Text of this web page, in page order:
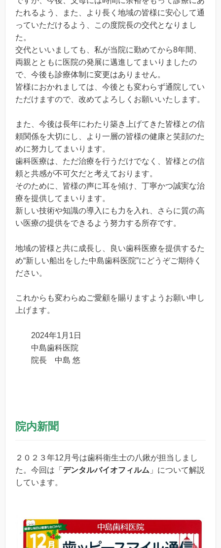
たれるよう、また、より長く地域の皆様に安心して通
っていただけるよう、この度院長の交代となりまし
た。
交代といいましても、私が当院に勤めてから8年間、
両親とともに医院の発展に邁進してまいりましたの
で、今後も診療体制に変更はありません。
皆様におかれましては、今後とも変わらず通院してい
ただけますので、改めてよろしくお願いいたします。
また、今後は長年にわたり築き上げてきた皆様との信
頼関係を大切にし、より一層の皆様の健康と笑顔のた
めに努力してまいります。
歯科医療は、ただ治療を行うだけでなく、皆様との信
頼と共感が不可欠だと考えております。
そのために、皆様の声に耳を傾け、丁寧かつ誠実な治
療を提供してまいります。
新しい技術や知識の導入にも力を入れ、さらに質の高
い医療の提供をできるよう努力する所存です。
地域の皆様と共に成長し、良い歯科医療を提供するた
め“新しい船出をした中島歯科医院”にどうぞご期待く
ださい。
これからも変わらぬご愛顧を賜りますようお願い申し
上げます。
2024年1月1日
中島歯科医院
院長 中島 悠
院内新聞
２０２３年12月号は歯科衛生士の八鍬が担当しまし
た。今回は「 デンタルバイオフィルム 」について解説
しています。